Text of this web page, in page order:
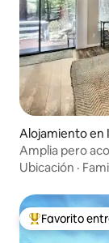
Alojamiento en
Amplia pero
dormitorios
Ubicación ·
Favorito entre
Favorito